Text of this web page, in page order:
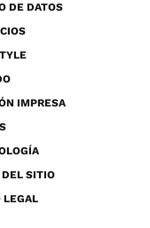
DE DATOS
IMPRESA
DEL SITIO
LEGAL